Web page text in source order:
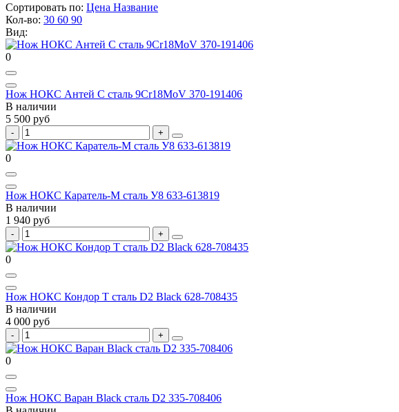
Сортировать по: Цена Название
Кол-во: 30 60 90
Вид:
0
Нож НОКС Антей С сталь 9Cr18MoV 370-191406
В наличии
5 500 руб
0
Нож НОКС Каратель-М сталь У8 633-613819
В наличии
1 940 руб
0
Нож НОКС Кондор Т сталь D2 Black 628-708435
В наличии
4 000 руб
0
Нож НОКС Варан Black сталь D2 335-708406